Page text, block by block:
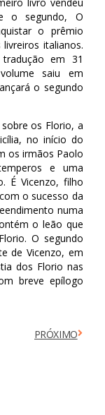
o segundo, O
o prêmio
italianos.
em 31
saiu em
o segundo
os Florio, a
no início do
os irmãos Paolo
e uma
É Vicenzo, filho
o sucesso da
numa
o leão que
O segundo
de Vicenzo, em
dos Florio nas
breve epílogo
PRÓXIMO